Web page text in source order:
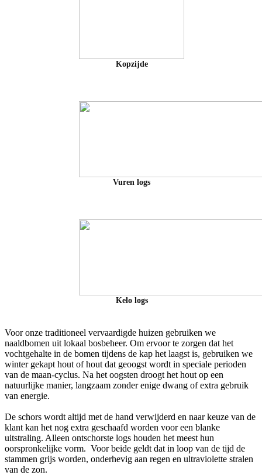
Kopzijde
Vuren logs
Kelo logs
Voor onze traditioneel vervaardigde huizen gebruiken we
naaldbomen uit lokaal bosbeheer. Om ervoor te zorgen dat het
vochtgehalte in de bomen tijdens de kap het laagst is, gebruiken we
winter gekapt hout of hout dat geoogst wordt in speciale perioden
van de maan-cyclus. Na het oogsten droogt het hout op een
natuurlijke manier, langzaam zonder enige dwang of extra gebruik
van energie.
De schors wordt altijd met de hand verwijderd en naar keuze van de
klant kan het nog extra geschaafd worden voor een blanke
uitstraling. Alleen ontschorste logs houden het meest hun
oorspronkelijke vorm. Voor beide geldt dat in loop van de tijd de
stammen grijs worden, onderhevig aan regen en ultraviolette stralen
van de zon.